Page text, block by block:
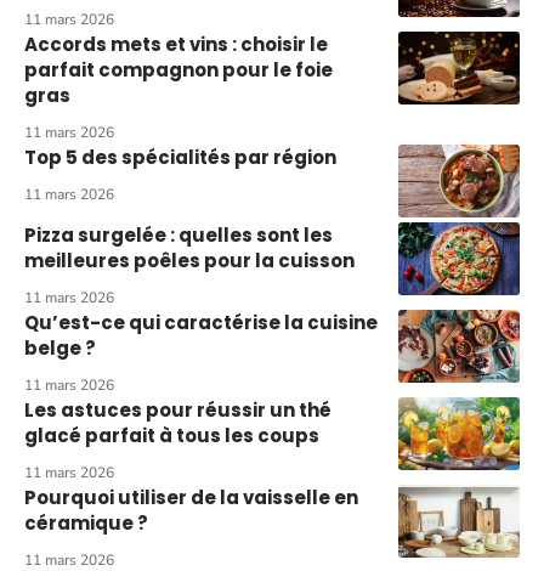
11 mars 2026
Accords mets et vins : choisir le
parfait compagnon pour le foie
gras
11 mars 2026
Top 5 des spécialités par région
11 mars 2026
Pizza surgelée : quelles sont les
meilleures poêles pour la cuisson
11 mars 2026
Qu’est-ce qui caractérise la cuisine
belge ?
11 mars 2026
Les astuces pour réussir un thé
glacé parfait à tous les coups
11 mars 2026
Pourquoi utiliser de la vaisselle en
céramique ?
11 mars 2026